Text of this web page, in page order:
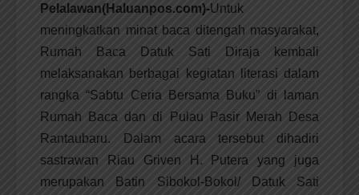
Pelalawan(Haluanpos.com)-Untuk
meningkatkan minat baca ditengah masyarakat,
Rumah Baca Datuk Sati Diraja kembali
melaksanakan berbagai kegiatan literasi dalam
rangka “Sabtu Ceria Bersama Buku” di laman
Rumah Baca dan di Pulau Pasir Merah Desa
Rantaubaru. Dalam acara tersebut dihadiri
sastrawan Riau Griven H. Putera yang juga
merupakan Batin Sibokol-Bokol/ Datuk Sati